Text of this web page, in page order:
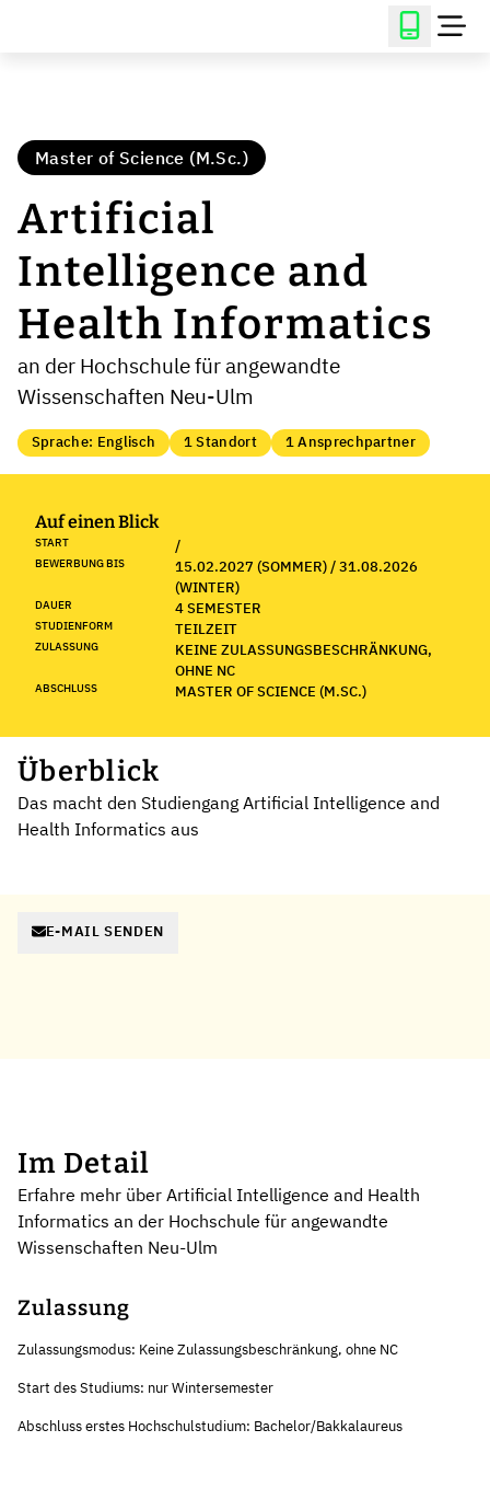
Master of Science (M.Sc.)
Artificial
Intelligence and
Health Informatics
an der Hochschule für angewandte
Wissenschaften Neu-Ulm
Sprache: Englisch 1 Standort 1 Ansprechpartner
Auf einen Blick
START /
BEWERBUNG BIS
15.02.2027 (SOMMER) / 31.08.2026
(WINTER)
DAUER 4 SEMESTER
STUDIENFORM TEILZEIT
ZULASSUNG
KEINE ZULASSUNGSBESCHRÄNKUNG,
OHNE NC
ABSCHLUSS MASTER OF SCIENCE (M.SC.)
Überblick
Das macht den Studiengang Artificial Intelligence and
Health Informatics aus
E-MAIL SENDEN
Im Detail
Erfahre mehr über Artificial Intelligence and Health
Informatics an der Hochschule für angewandte
Wissenschaften Neu-Ulm
Zulassung
Zulassungsmodus: Keine Zulassungsbeschränkung, ohne NC
Start des Studiums: nur Wintersemester
Abschluss erstes Hochschulstudium: Bachelor/Bakkalaureus